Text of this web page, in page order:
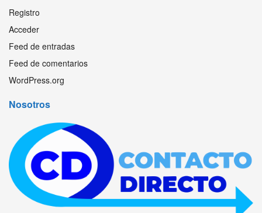
Registro
Acceder
Feed de entradas
Feed de comentarios
WordPress.org
Nosotros